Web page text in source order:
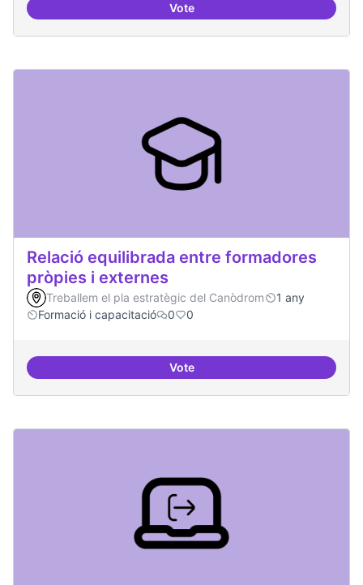
VoteEstablir les àrees o temàtiques
Relació equilibrada entre formadores
pròpies i externes
Treballem el pla estratègic del Canòdrom
1 any
Formació i capacitació
0 0
VoteRelació equilibrada entre